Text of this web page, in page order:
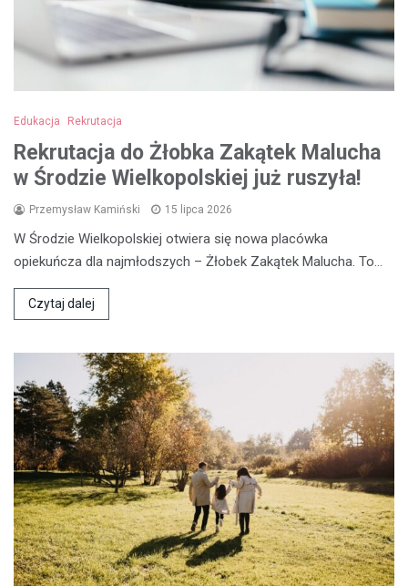
Edukacja Rekrutacja
Rekrutacja do Żłobka Zakątek Malucha
w Środzie Wielkopolskiej już ruszyła!
Przemysław Kamiński 15 lipca 2026
W Środzie Wielkopolskiej otwiera się nowa placówka
opiekuńcza dla najmłodszych – Żłobek Zakątek Malucha. To…
Czytaj dalej